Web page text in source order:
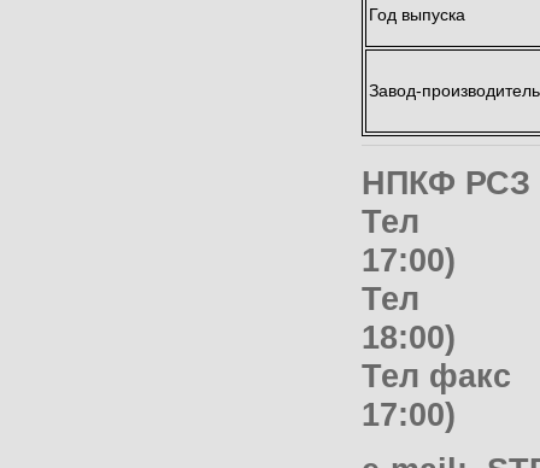
Год выпуска
Завод-производитель
НПКФ РСЗ
Тел +
17:00)
Тел +
18:00)
Тел
17:00)